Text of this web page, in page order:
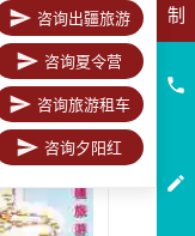
更多地图
制
咨询出疆旅游
咨询夏令营
咨询旅游租车
咨询夕阳红